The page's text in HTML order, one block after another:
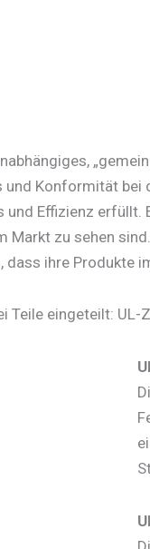
Konformität
Effizienz
Markt zu sehen
dass ihre
Teile eingeteilt: